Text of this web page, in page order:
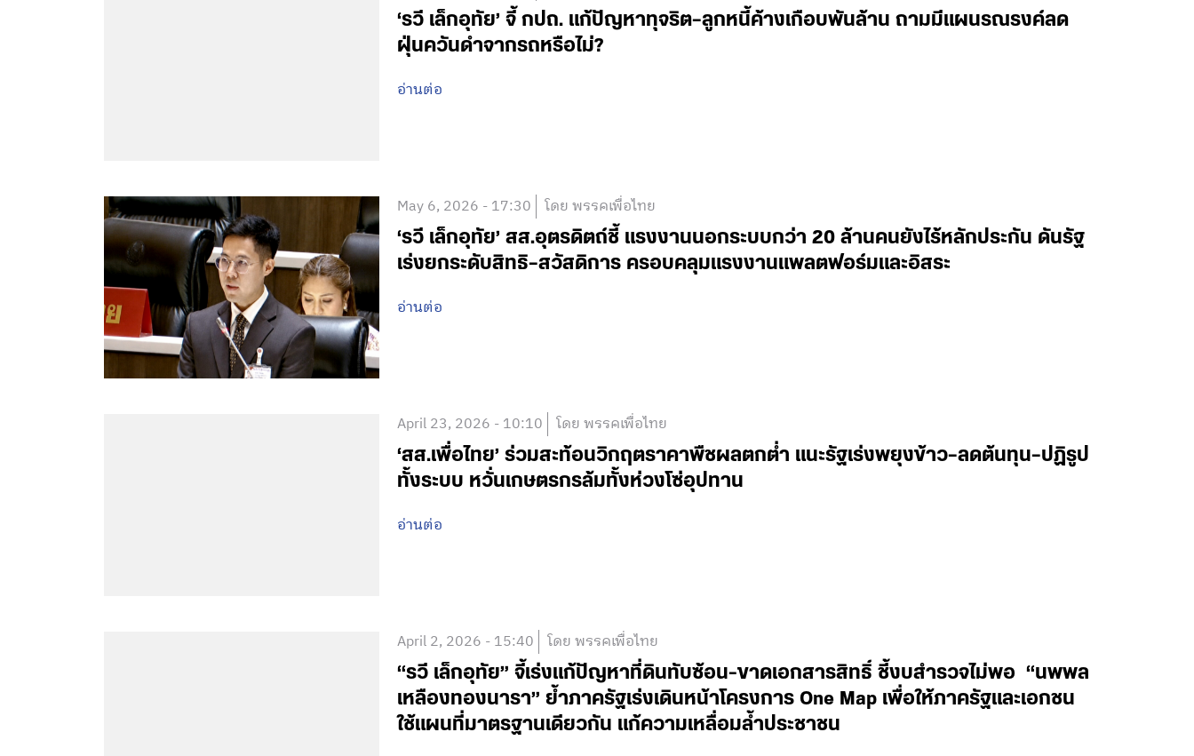
‘รวี เล็กอุทัย’ จี้ กปถ. แก้ปัญหาทุจริต–ลูกหนี้ค้างเกือบพันล้าน ถามมีแผนรณรงค์ลด
ฝุ่นควันดำจากรถหรือไม่?
อ่านต่อ
May 6, 2026 - 17:30 โดย พรรคเพื่อไทย
‘รวี เล็กอุทัย’ สส.อุตรดิตถ์ชี้ แรงงานนอกระบบกว่า 20 ล้านคนยังไร้หลักประกัน ดันรัฐ
เร่งยกระดับสิทธิ–สวัสดิการ ครอบคลุมแรงงานแพลตฟอร์มและอิสระ
อ่านต่อ
April 23, 2026 - 10:10 โดย พรรคเพื่อไทย
‘สส.เพื่อไทย’ ร่วมสะท้อนวิกฤตราคาพืชผลตกต่ำ แนะรัฐเร่งพยุงข้าว–ลดต้นทุน–ปฏิรูป
ทั้งระบบ หวั่นเกษตรกรล้มทั้งห่วงโซ่อุปทาน
อ่านต่อ
April 2, 2026 - 15:40 โดย พรรคเพื่อไทย
“รวี เล็กอุทัย” จี้เร่งแก้ปัญหาที่ดินทับซ้อน-ขาดเอกสารสิทธิ์ ชี้งบสำรวจไม่พอ “นพพล
เหลืองทองนารา” ย้ำภาครัฐเร่งเดินหน้าโครงการ One Map เพื่อให้ภาครัฐและเอกชน
ใช้แผนที่มาตรฐานเดียวกัน แก้ความเหลื่อมล้ำประชาชน